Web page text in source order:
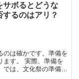
サボるとどうな
るのはアリ？
のは確かです。準備を
ます。 実際、準備を
では、文化祭の準備を